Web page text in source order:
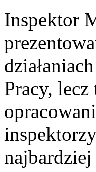
Inspektor
Pracy,